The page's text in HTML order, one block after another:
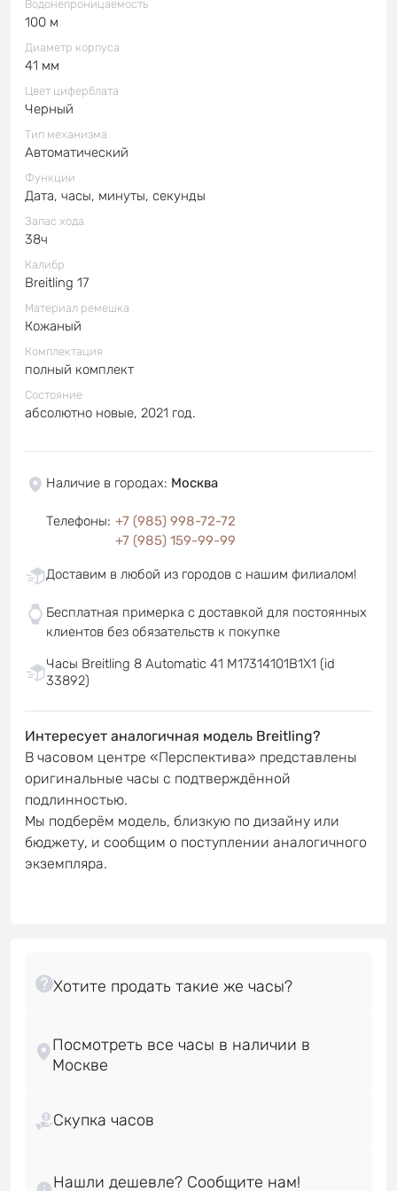
Водонепроницаемость
100 м
Диаметр корпуса
41 мм
Цвет циферблата
Черный
Тип механизма
Автоматический
Функции
Дата, часы, минуты, секунды
Запас хода
38ч
Калибр
Breitling 17
Материал ремешка
Кожаный
Комплектация
полный комплект
Состояние
абсолютно новые, 2021 год.
Наличие в городах: Москва
Телефоны: +7 (985) 998-72-72
+7 (985) 159-99-99
Доставим в любой из городов с нашим филиалом!
Бесплатная примерка с доставкой для постоянных
клиентов без обязательств к покупке
Часы Breitling 8 Automatic 41 M17314101B1X1 (id
33892)
Интересует аналогичная модель Breitling?
В часовом центре «Перспектива» представлены
оригинальные часы с подтверждённой
подлинностью.
Мы подберём модель, близкую по дизайну или
бюджету, и сообщим о поступлении аналогичного
экземпляра.
Посмотреть все часы в наличии в
Скупка часов
Нашли дешевле? Сообщите нам!